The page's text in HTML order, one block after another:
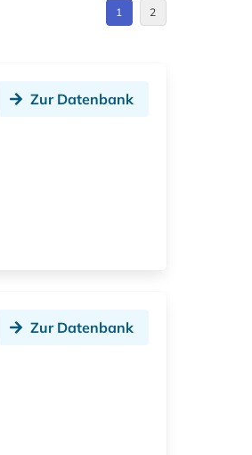
1 2
Zur Datenbank
Zur Datenbank